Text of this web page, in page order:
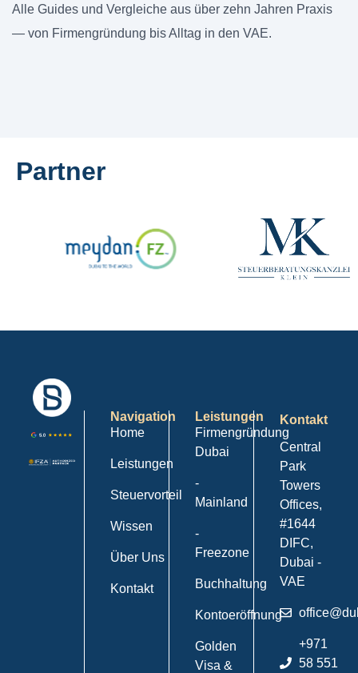
Alle Guides und Vergleiche aus über zehn Jahren Praxis
— von Firmengründung bis Alltag in den VAE.
Partner
Navigation
Home
Leistungen
Steuervorteil
Wissen
Über Uns
Kontakt
Leistungen
Firmengründung
Dubai
-
Mainland
-
Freezone
Buchhaltung
Kontoeröffnung
Golden
Visa &
Kontakt
Central
Park
Towers
Offices,
#1644
DIFC,
Dubai -
VAE
+971
58 551